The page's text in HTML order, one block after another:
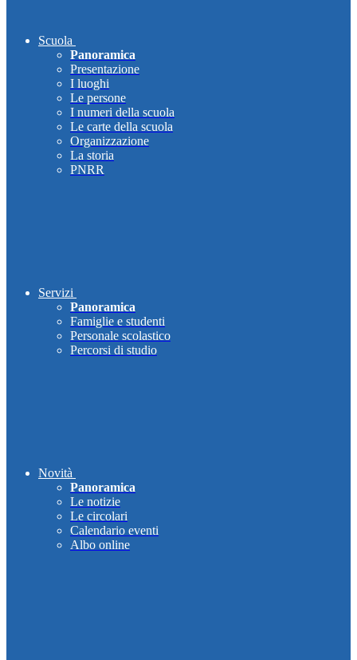
Scuola
Panoramica
Presentazione
I luoghi
Le persone
I numeri della scuola
Le carte della scuola
Organizzazione
La storia
PNRR
Servizi
Panoramica
Famiglie e studenti
Personale scolastico
Percorsi di studio
Novità
Panoramica
Le notizie
Le circolari
Calendario eventi
Albo online